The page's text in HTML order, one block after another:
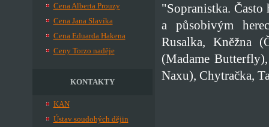
Cena Alberta Prouzy
Cena Jana Slavíka
Cena Eduarda Hakena
Ceny Torzo naděje
KONTAKTY
KAN
Ústav soudobých dějin
"Sopranistka.
a působivým
Rusalka, Kněžna
(Madame
Naxu), Chytračka,